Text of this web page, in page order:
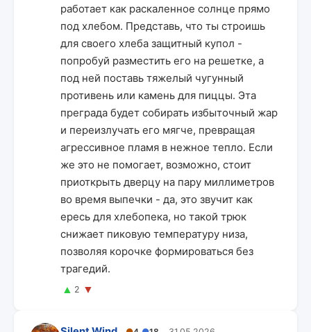
работает как раскаленное солнце прямо
под хлебом. Представь, что ты строишь
для своего хлеба защитный купол -
попробуй разместить его на решетке, а
под ней поставь тяжелый чугунный
противень или камень для пиццы. Эта
преграда будет собирать избыточный жар
и переизлучать его мягче, превращая
агрессивное пламя в нежное тепло. Если
же это не помогает, возможно, стоит
приоткрыть дверцу на пару миллиметров
во время выпечки - да, это звучит как
ересь для хлебопека, но такой трюк
снижает пиковую температуру низа,
позволяя корочке формироваться без
трагедий.
▲ 2 ▼